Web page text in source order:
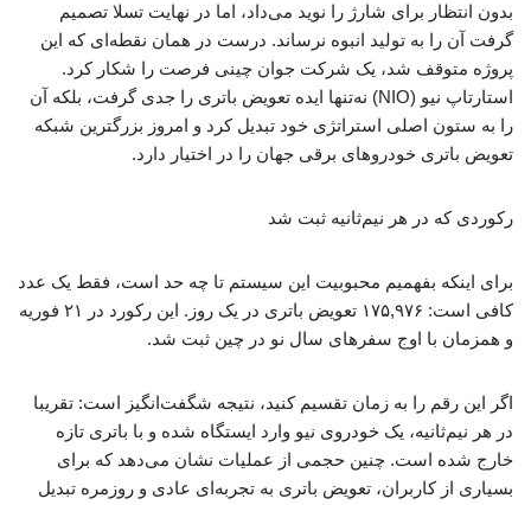
بدون انتظار برای شارژ را نوید می‌داد، اما در نهایت تسلا تصمیم
گرفت آن را به تولید انبوه نرساند. درست در همان نقطه‌ای که این
پروژه متوقف شد، یک شرکت جوان چینی فرصت را شکار کرد.
استارتاپ نیو (NIO) نه‌تنها ایده تعویض باتری را جدی گرفت، بلکه آن
را به ستون اصلی استراتژی خود تبدیل کرد و امروز بزرگترین شبکه
تعویض باتری خودروهای برقی جهان را در اختیار دارد.
رکوردی که در هر نیم‌ثانیه ثبت شد
برای اینکه بفهمیم محبوبیت این سیستم تا چه حد است، فقط یک عدد
کافی است: ۱۷۵,۹۷۶ تعویض باتری در یک روز. این رکورد در ۲۱ فوریه
و همزمان با اوج سفرهای سال نو در چین ثبت شد.
اگر این رقم را به زمان تقسیم کنید، نتیجه شگفت‌انگیز است: تقریبا
در هر نیم‌ثانیه، یک خودروی نیو وارد ایستگاه شده و با باتری تازه
خارج شده است. چنین حجمی از عملیات نشان می‌دهد که برای
بسیاری از کاربران، تعویض باتری به تجربه‌ای عادی و روزمره تبدیل